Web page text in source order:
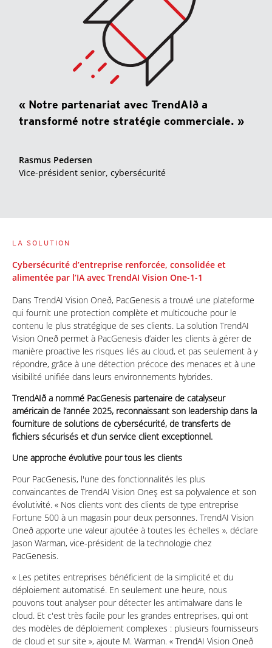
« Notre partenariat avec TrendAIð a
transformé notre stratégie commerciale. »
Rasmus Pedersen
Vice-président senior, cybersécurité
LA SOLUTION
Cybersécurité d’entreprise renforcée, consolidée et
alimentée par l’IA avec TrendAI Vision One-1-1
Dans TrendAI Vision Oneð, PacGenesis a trouvé une plateforme
qui fournit une protection complète et multicouche pour le
contenu le plus stratégique de ses clients. La solution TrendAI
Vision Oneð permet à PacGenesis d’aider les clients à gérer de
manière proactive les risques liés au cloud, et pas seulement à y
répondre, grâce à une détection précoce des menaces et à une
visibilité unifiée dans leurs environnements hybrides.
TrendAIð a nommé PacGenesis partenaire de catalyseur
américain de l’année 2025, reconnaissant son leadership dans la
fourniture de solutions de cybersécurité, de transferts de
fichiers sécurisés et d’un service client exceptionnel.
Une approche évolutive pour tous les clients
Pour PacGenesis, l'une des fonctionnalités les plus
convaincantes de TrendAI Vision Oneş est sa polyvalence et son
évolutivité. « Nos clients vont des clients de type entreprise
Fortune 500 à un magasin pour deux personnes. TrendAI Vision
Oneð apporte une valeur ajoutée à toutes les échelles », déclare
Jason Warman, vice-président de la technologie chez
PacGenesis.
« Les petites entreprises bénéficient de la simplicité et du
déploiement automatisé. En seulement une heure, nous
pouvons tout analyser pour détecter les antimalware dans le
cloud. Et c'est très facile pour les grandes entreprises, qui ont
des modèles de déploiement complexes : plusieurs fournisseurs
de cloud et sur site », ajoute M. Warman. « TrendAI Vision Oneð